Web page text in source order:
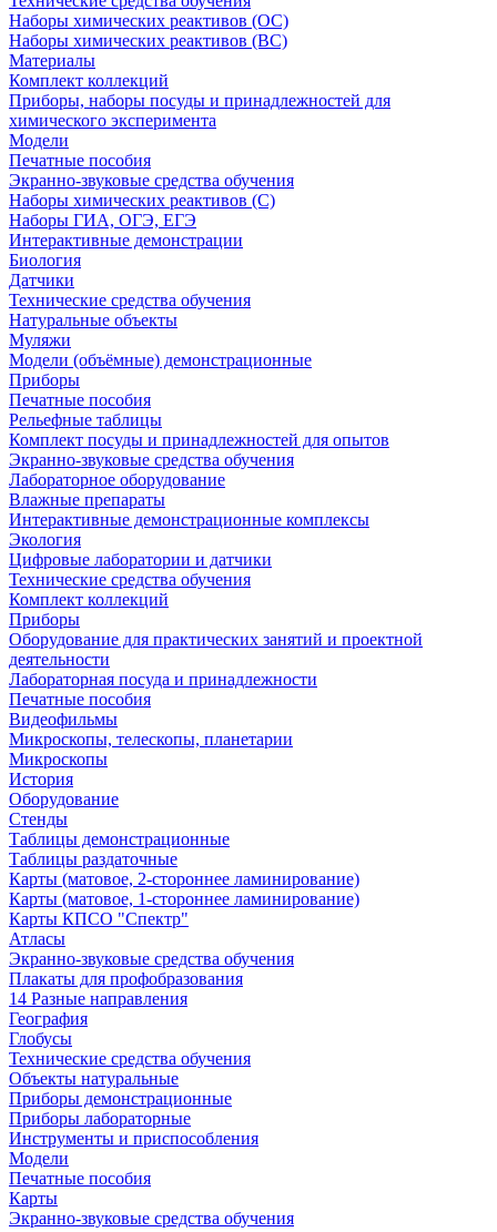
Наборы химических реактивов (ОС)
Наборы химических реактивов (ВС)
Материалы
Комплект коллекций
Приборы, наборы посуды и принадлежностей для
химического эксперимента
Модели
Печатные пособия
Экранно-звуковые средства обучения
Наборы химических реактивов (С)
Наборы ГИА, ОГЭ, ЕГЭ
Интерактивные демонстрации
Биология
Датчики
Технические средства обучения
Натуральные объекты
Муляжи
Модели (объёмные) демонстрационные
Приборы
Печатные пособия
Рельефные таблицы
Комплект посуды и принадлежностей для опытов
Экранно-звуковые средства обучения
Лабораторное оборудование
Влажные препараты
Интерактивные демонстрационные комплексы
Экология
Цифровые лаборатории и датчики
Технические средства обучения
Комплект коллекций
Приборы
Оборудование для практических занятий и проектной
деятельности
Лабораторная посуда и принадлежности
Печатные пособия
Видеофильмы
Микроскопы, телескопы, планетарии
Микроскопы
История
Оборудование
Стенды
Таблицы демонстрационные
Таблицы раздаточные
Карты (матовое, 2-стороннее ламинирование)
Карты (матовое, 1-стороннее ламинирование)
Карты КПСО "Спектр"
Атласы
Экранно-звуковые средства обучения
Плакаты для профобразования
14 Разные направления
География
Глобусы
Технические средства обучения
Объекты натуральные
Приборы демонстрационные
Приборы лабораторные
Инструменты и приспособления
Модели
Печатные пособия
Карты
Экранно-звуковые средства обучения